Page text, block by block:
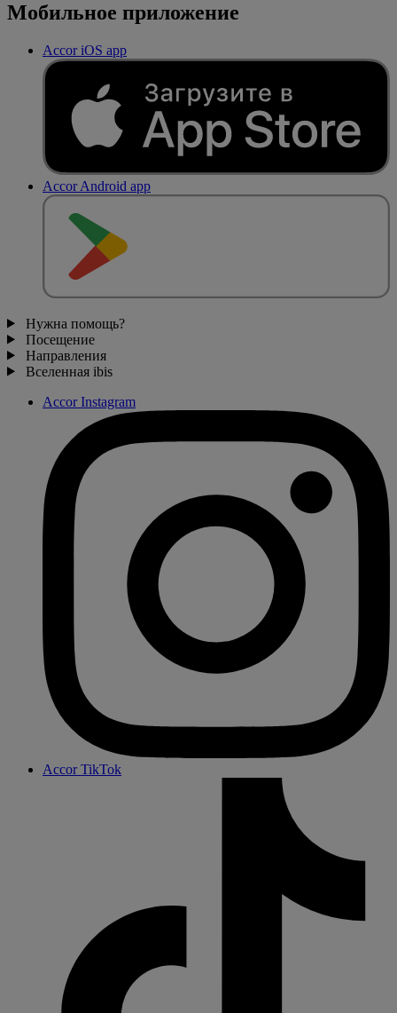
Мобильное приложение
Accor iOS app
Accor Android app
Нужна помощь?
Посещение
Направления
Вселенная ibis
Accor Instagram
Accor TikTok